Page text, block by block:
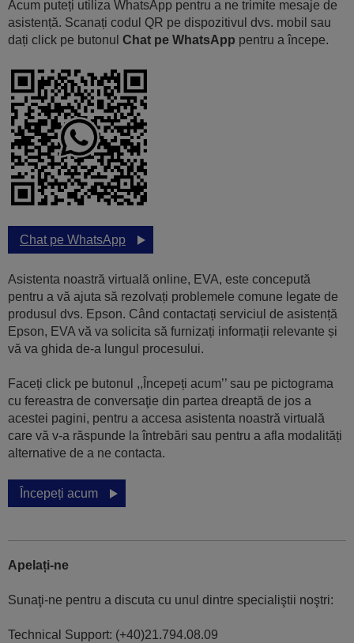
Acum puteți utiliza WhatsApp pentru a ne trimite mesaje de
asistență. Scanați codul QR pe dispozitivul dvs. mobil sau
dați click pe butonul Chat pe WhatsApp pentru a începe.
Chat pe WhatsApp
Asistenta noastră virtuală online, EVA, este concepută
pentru a vă ajuta să rezolvați problemele comune legate de
produsul dvs. Epson. Când contactați serviciul de asistență
Epson, EVA vă va solicita să furnizați informații relevante și
vă va ghida de-a lungul procesului.
Faceți click pe butonul ,,Începeți acum’’ sau pe pictograma
cu fereastra de conversaţie din partea dreaptă de jos a
acestei pagini, pentru a accesa asistenta noastră virtuală
care vă v-a răspunde la întrebări sau pentru a afla modalități
alternative de a ne contacta.
Începeți acum
Apelați-ne
Sunaţi-ne pentru a discuta cu unul dintre specialiştii noştri:
Technical Support: (+40)21.794.08.09